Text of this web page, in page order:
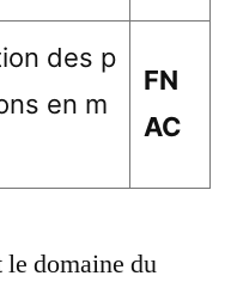
des p
en m
FN
AC
domaine du